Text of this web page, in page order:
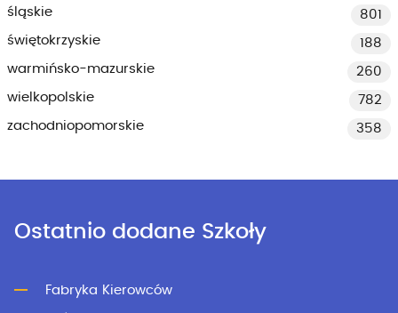
śląskie
801
świętokrzyskie
188
warmińsko-mazurskie
260
wielkopolskie
782
zachodniopomorskie
358
Ostatnio dodane Szkoły
Fabryka Kierowców